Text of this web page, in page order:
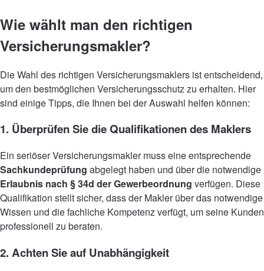
Wie wählt man den richtigen
Versicherungsmakler?
Die Wahl des richtigen Versicherungsmaklers ist entscheidend,
um den bestmöglichen Versicherungsschutz zu erhalten. Hier
sind einige Tipps, die Ihnen bei der Auswahl helfen können:
1. Überprüfen Sie die Qualifikationen des Maklers
Ein seriöser Versicherungsmakler muss eine entsprechende
Sachkundeprüfung abgelegt haben und über die notwendige
Erlaubnis nach § 34d der Gewerbeordnung verfügen. Diese
Qualifikation stellt sicher, dass der Makler über das notwendige
Wissen und die fachliche Kompetenz verfügt, um seine Kunden
professionell zu beraten.
2. Achten Sie auf Unabhängigkeit